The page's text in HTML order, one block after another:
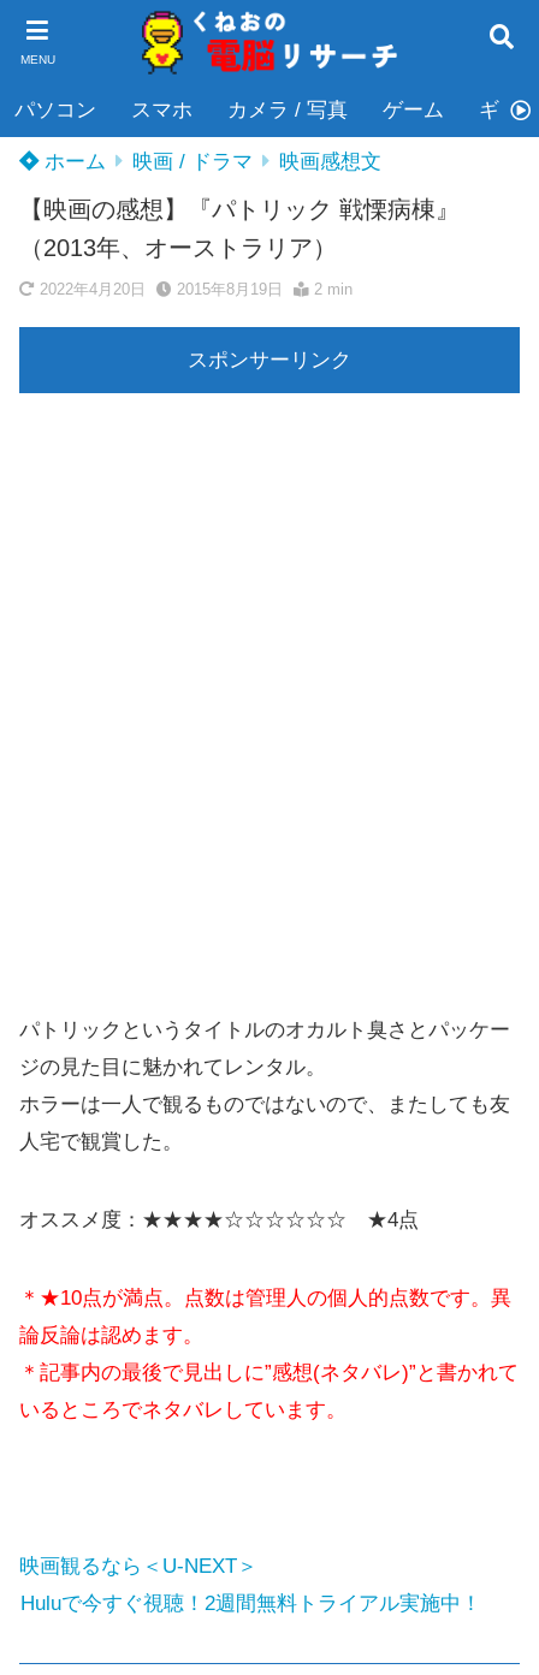
MENU
パソコン スマホ カメラ / 写真 ゲーム ギター
ホーム 映画 / ドラマ 映画感想文
【映画の感想】『パトリック 戦慄病棟』
（2013年、オーストラリア）
2022年4月20日 2015年8月19日 2 min
スポンサーリンク
パトリックというタイトルのオカルト臭さとパッケー
ジの見た目に魅かれてレンタル。
ホラーは一人で観るものではないので、またしても友
人宅で観賞した。
オススメ度：★★★★☆☆☆☆☆☆ ★4点
＊★10点が満点。点数は管理人の個人的点数です。異
論反論は認めます。
＊記事内の最後で見出しに”感想(ネタバレ)”と書かれて
いるところでネタバレしています。
映画観るなら＜U-NEXT＞
Huluで今すぐ視聴！2週間無料トライアル実施中！